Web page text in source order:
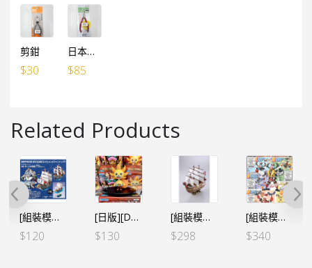
剪鉗
$30
日本製 MTC-3模型鉗
$85
Related Products
[組裝模型船]GRAND SHIP COLLECTION⑧ 卡普軍艦
$120
[日版][DXF] 海賊王 THE GRANDLINE MEN -FILM RED 第五彈 烈陽仔（日）
$130
[組裝模型船]本格帆船 紅色勢力號 紅髮
$298
[組裝模型] 索柏 五合一 索柏機械人(動物形態
$340